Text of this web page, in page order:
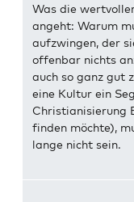
Was die
angeht: Warum
aufzwingen, der
offenbar nichts
auch so ganz gut
eine Kultur ein
Christianisierung
finden möchte),
lange nicht sein.